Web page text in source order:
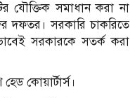
যৌক্তিক সমাধান করা না
দফতর। সরকারি চাকরিতে
সরকারকে সতর্ক করা
কোয়ার্টার্স।